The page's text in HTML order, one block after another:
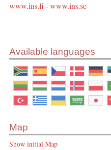
www.ins.fi -www.ins.se
Available languages
Map
Show initial Map